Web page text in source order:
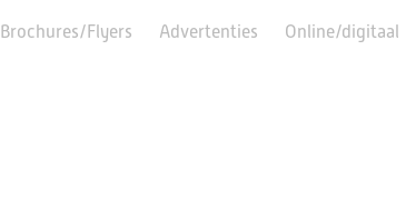
Brochures/Flyers Advertenties Online/digitaal